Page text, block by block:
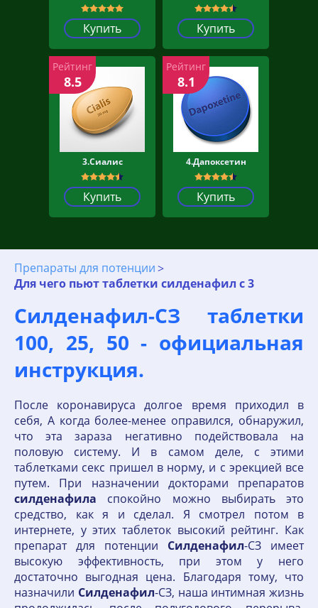
Купить Купить
3.Сиалис
Купить
Рейтинг
8.5
4.Дапоксетин
Купить
Рейтинг
8.1
Препараты для потенции
Для чего пьют таблетки силденафил с 3
Силденафил-СЗ таблетки
100, 25, 50 - официальная
инструкция.
После коронавируса долгое время приходил в
себя, А когда более-менее оправился, обнаружил,
что эта зараза негативно подействовала на
половую систему. И в самом деле, с этими
таблетками секс пришел в норму, и с эрекцией все
путем. При назначении докторами препаратов
силденафила спокойно можно выбирать это
средство, как я и сделал. Я смотрел потом в
интернете, у этих таблеток высокий рейтинг. Как
препарат для потенции Силденафил-СЗ имеет
высокую эффективность, при этом у него
достаточно выгодная цена. Благодаря тому, что
назначили Силденафил-СЗ, наша интимная жизнь